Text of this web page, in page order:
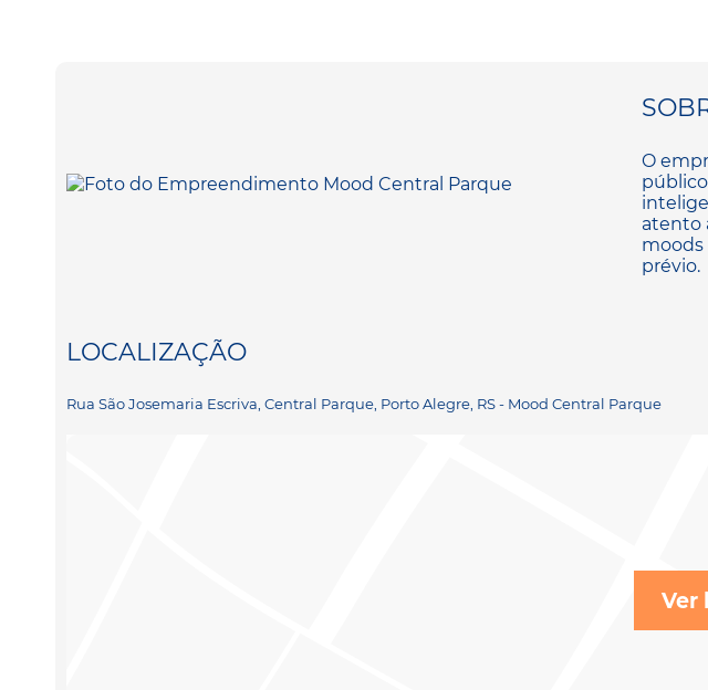
O
atento
moods
prévio.
LOCALIZAÇÃO
Rua São Josemaria Escriva, Central Parque, Porto Alegre, RS - Mood Central Parque
Ver